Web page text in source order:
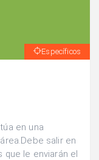
Específicos
en una
salir en
le enviarán el